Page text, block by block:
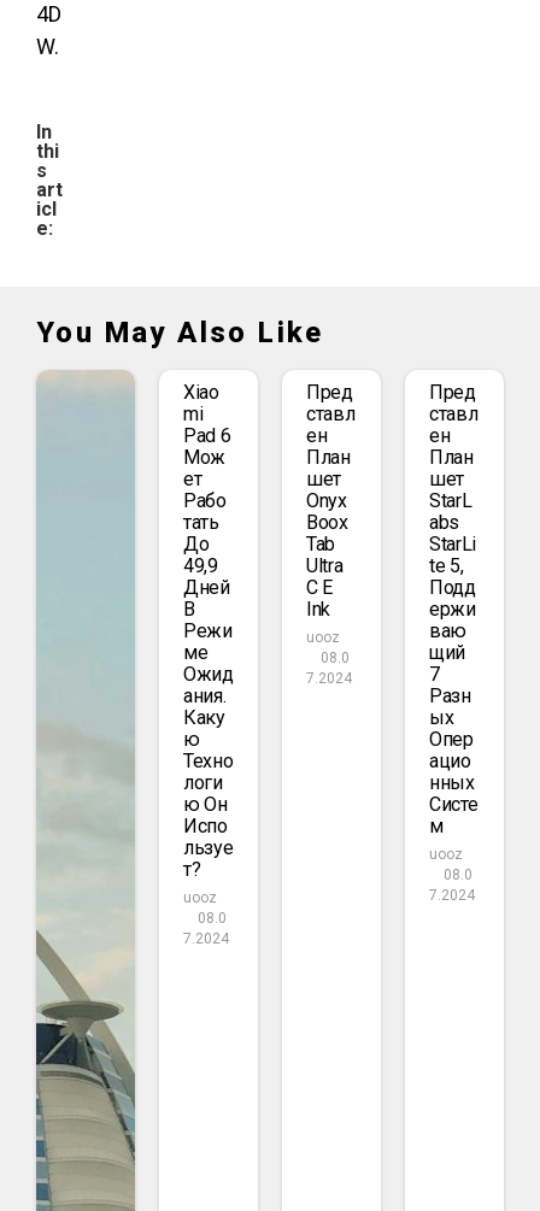
4D
W.
In
thi
s
art
icl
e:
You May Also Like
Xiao
Mi
Pad 6
Мож
Ет
Рабо
Тать
До
49,9
Дней
В
Режи
Ме
Ожид
Ания.
Каку
Ю
Техно
Логи
Ю Он
Испо
Льзуе
Т?
uooz
08.0
7.2024
Пред
Ставл
Ен
План
Шет
Onyx
Boox
Tab
Ultra
C E
Ink
uooz
08.0
7.2024
Пред
Ставл
Ен
План
Шет
StarL
Abs
StarLi
Te 5,
Подд
Ержи
Ваю
Щий
7
Разн
Ых
Опер
Ацио
Нных
Систе
М
uooz
08.0
7.2024